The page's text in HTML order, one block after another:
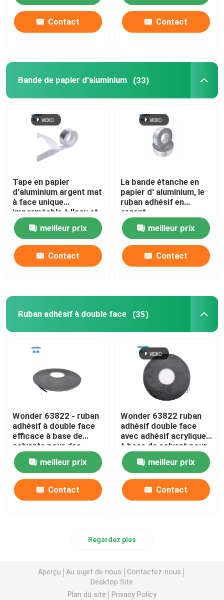
Contact Contact
Bande de papier d'aluminium (33)
Tape en papier
d'aluminium argent mat
à face unique
imperméable à l'eau et
à haute température
meilleur prix
Contact
La bande étanche en
papier d' aluminium, le
ruban adhésif en
argent.
meilleur prix
Contact
Ruban adhésif à double face (35)
Wonder 63822 - ruban
adhésif à double face
efficace à base de
solvants pour des
applications
polyvalentesmeilleur prix
Contact
Wonder 63822 ruban
adhésif double face
avec adhésif acrylique
à base de solvant pour
une forte liaison
meilleur prix
Contact
Regardez plus
Aperçu Au sujet de nous
Contactez-nous
Desktop Site
Plan du site
Privacy Policy